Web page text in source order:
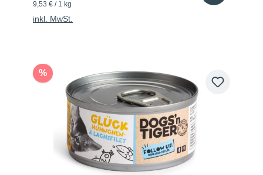
9,53 € / 1 kg
inkl. MwSt.
%